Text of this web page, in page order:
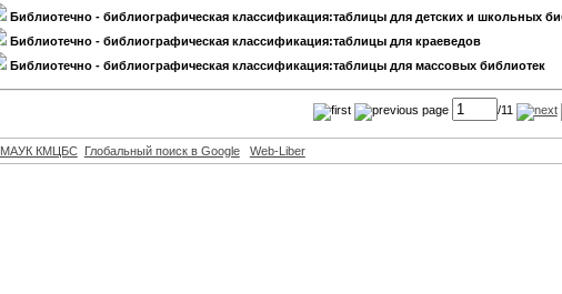
Библиотечно - библиографическая классификация:таблицы для детских и школьных
Библиотечно - библиографическая классификация:таблицы для краеведов
Библиотечно - библиографическая классификация:таблицы для массовых библиотек
page /11
МАУК КМЦБС Глобальный поиск в Google Web-Liber